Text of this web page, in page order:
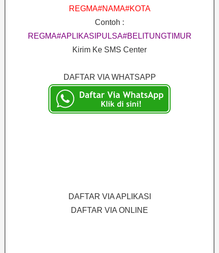
REGMA#NAMA#KOTA
Contoh :
REGMA#APLIKASIPULSA#BELITUNGTIMUR
Kirim Ke SMS Center
DAFTAR VIA WHATSAPP
DAFTAR VIA APLIKASI
DAFTAR VIA ONLINE